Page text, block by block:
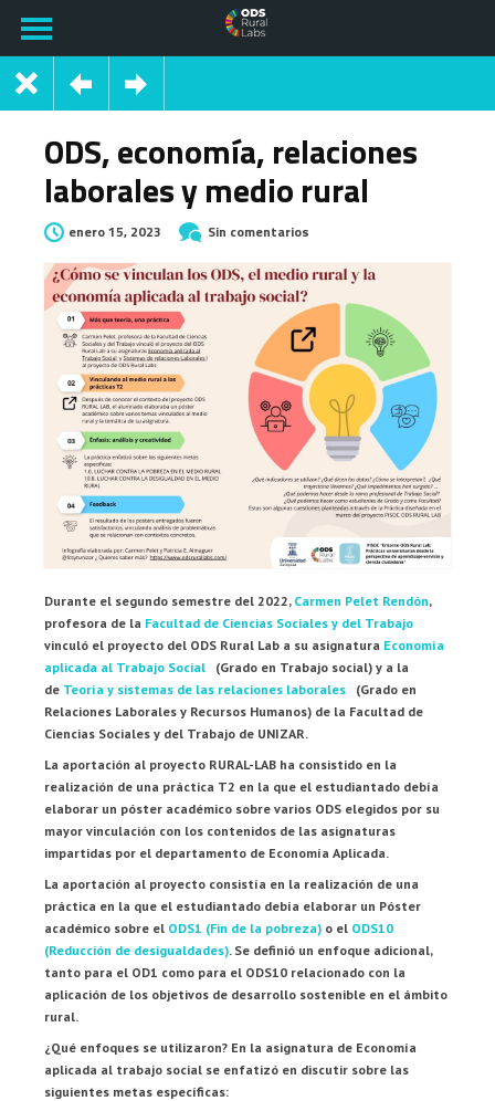
ODS, economía, relaciones
laborales y medio rural
enero 15, 2023 Sin comentarios
Durante el segundo semestre del 2022, Carmen Pelet Rendón,
profesora de la Facultad de Ciencias Sociales y del Trabajo
vinculó el proyecto del ODS Rural Lab a su asignatura Economía
aplicada al Trabajo Social
(Grado en Trabajo social) y a la
de Teoría y sistemas de las relaciones laborales
(Grado en
Relaciones Laborales y Recursos Humanos) de la Facultad de
Ciencias Sociales y del Trabajo de UNIZAR.
La aportación al proyecto RURAL-LAB ha consistido en la
realización de una práctica T2 en la que el estudiantado debía
elaborar un póster académico sobre varios ODS elegidos por su
mayor vinculación con los contenidos de las asignaturas
impartidas por el departamento de Economía Aplicada.
La aportación al proyecto consistía en la realización de una
práctica en la que el estudiantado debía elaborar un Póster
académico sobre el ODS1 (Fin de la pobreza) o el ODS10
(Reducción de desigualdades). Se definió un enfoque adicional,
tanto para el OD1 como para el ODS10 relacionado con la
aplicación de los objetivos de desarrollo sostenible en el ámbito
rural.
¿Qué enfoques se utilizaron? En la asignatura de Economía
aplicada al trabajo social se enfatizó en discutir sobre las
siguientes metas específicas: